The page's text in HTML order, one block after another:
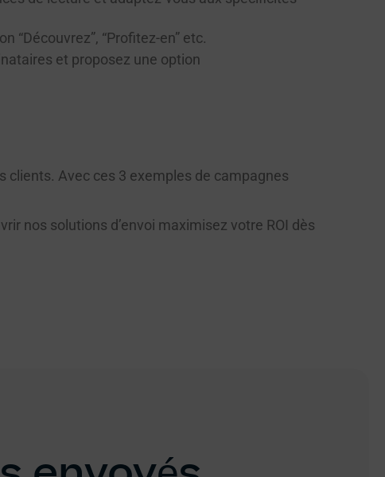
“Découvrez”, “Profitez-en” etc.
et proposez une option
Avec ces 3 exemples de campagnes
nos solutions d’envoi maximisez votre ROI dès